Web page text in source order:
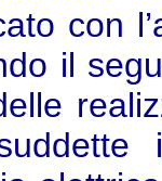
con
il